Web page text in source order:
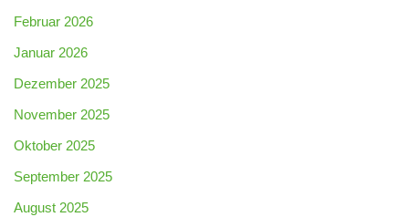
Februar 2026
Januar 2026
Dezember 2025
November 2025
Oktober 2025
September 2025
August 2025